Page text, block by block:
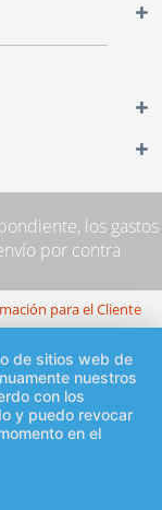
los gastos
por contra
para el Cliente
de sitios web de
nuestros
con los
y puedo revocar
en el